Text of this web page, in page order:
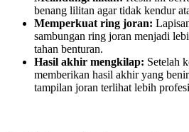
benang lilitan agar tidak kendur
Memperkuat ring joran:
sambungan ring joran menjadi
tahan benturan.
Hasil akhir mengkilap: Setelah
memberikan hasil akhir yang
tampilan joran terlihat lebih